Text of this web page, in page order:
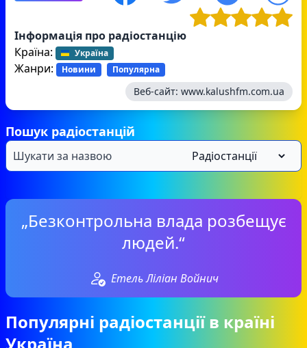
Інформація про радіостанцію
Країна:
Україна
Жанри: Новини Популярна
Веб-сайт: www.kalushfm.com.ua
Пошук радіостанцій
„Безконтрольна влада розбещує
людей.“
Етель Ліліан Войнич
Популярні радіостанції в країні